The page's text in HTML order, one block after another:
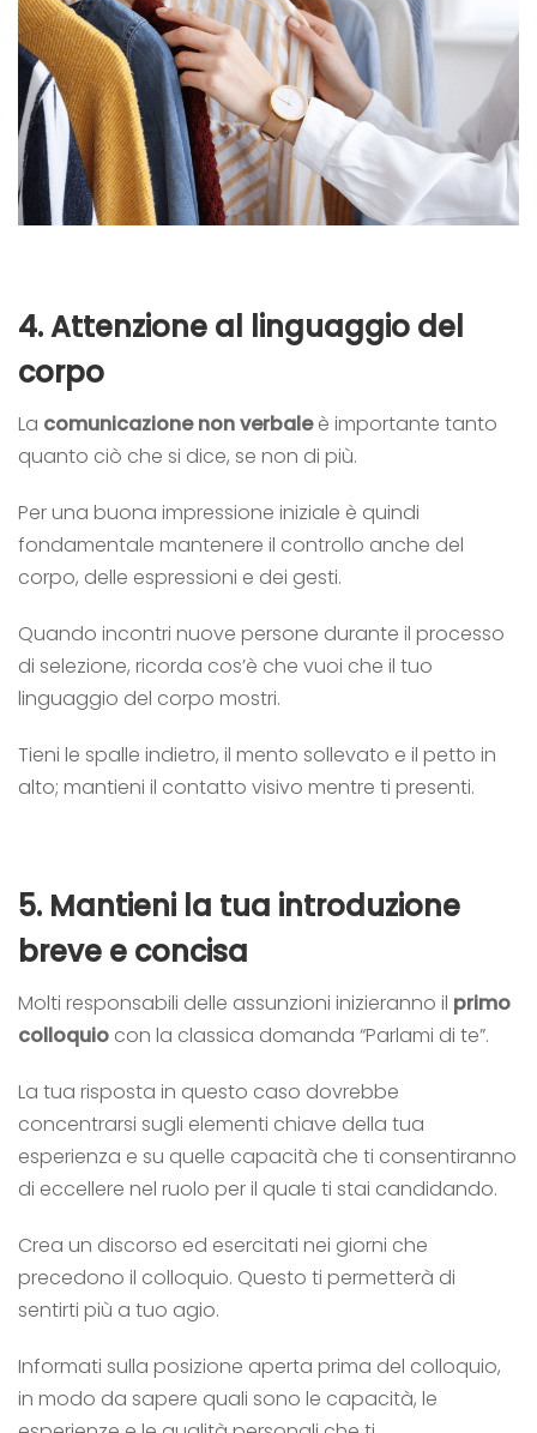
4.Attenzione al linguaggio del
corpo
La comunicazione non verbaleè importante tanto
quanto ciò che si dice, se non di più.
Per una buona impressione iniziale è quindi
fondamentale mantenere il controllo anche del
corpo, delle espressioni e dei gesti.
Quando incontri nuove persone durante il processo
di selezione, ricorda cos’è che vuoi che il tuo
linguaggio del corpo mostri.
Tieni le spalle indietro, il mento sollevato e il petto in
alto; mantieni il contatto visivo mentre ti presenti.
5. Mantieni la tua introduzione
breve e concisa
Molti responsabili delle assunzioni inizieranno il primo
colloquio con la classica domanda “Parlami di te”.
La tua risposta in questo caso dovrebbe
concentrarsi sugli elementi chiave della tua
esperienza e su quelle capacità che ti consentiranno
di eccellere nel ruolo per il quale ti stai candidando.
Crea un discorso ed esercitati nei giorni che
precedono il colloquio. Questo ti permetterà di
sentirti più a tuo agio.
Informati sulla posizione aperta prima del colloquio,
in modo da sapere quali sono le capacità, le